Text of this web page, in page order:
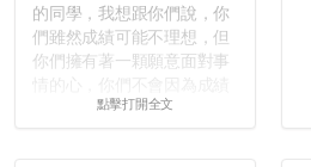
的同學，我想跟你們說，你
們雖然成績可能不理想，但
你們擁有著一顆願意面對事
壓力而選擇逃避(作弊)，在
點擊打開全文